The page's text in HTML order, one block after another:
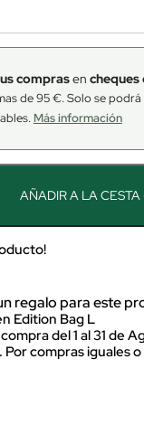
comprasen cheques
de 95 €. Solo se
Más información
AÑADIR A LA
regalo para este
Edition Bag L
del 1 al 31 de
Por compras iguales